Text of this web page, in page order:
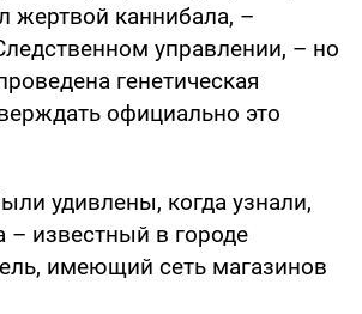
жертвой каннибала, –
управлении, – но
генетическая
официально это
удивлены, когда узнали,
– известный в городе
имеющий сеть магазинов